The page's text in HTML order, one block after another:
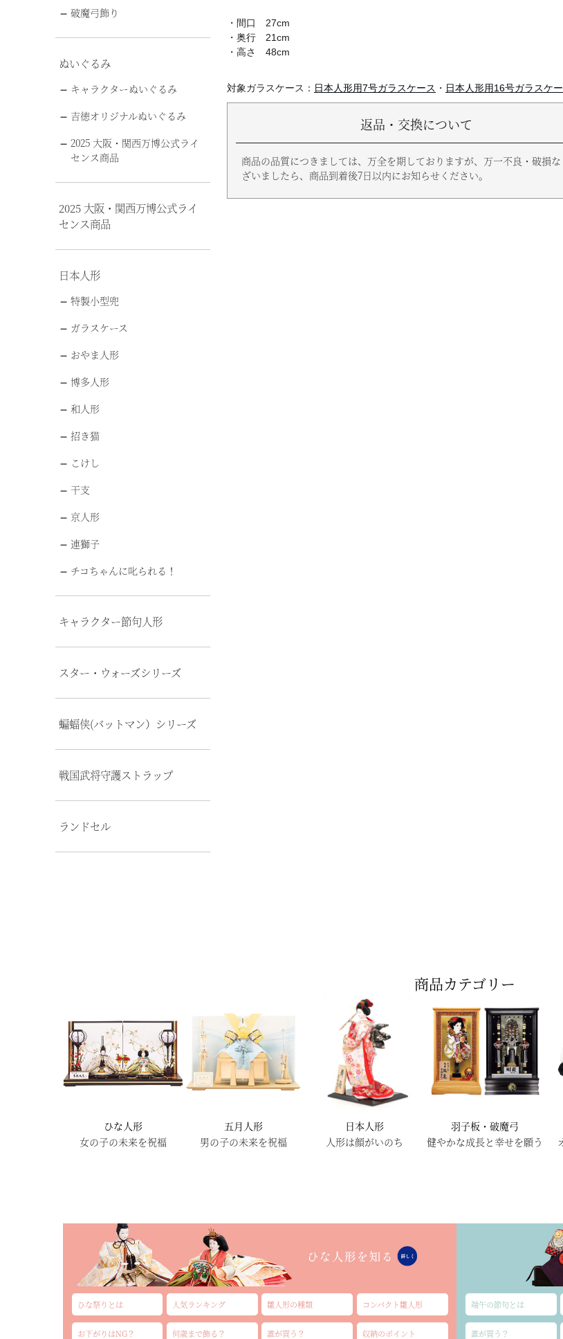
破魔弓飾り
ぬいぐるみ
キャラクターぬいぐるみ
吉徳オリジナルぬいぐるみ
2025 大阪・関西万博公式ライ
センス商品
2025 大阪・関西万博公式ライ
センス商品
日本人形
特製小型兜
ガラスケース
おやま人形
博多人形
和人形
招き猫
こけし
干支
京人形
連獅子
チコちゃんに叱られる！
キャラクター節句人形
スター・ウォーズシリーズ
蝙蝠侠(バットマン）シリーズ
戦国武将守護ストラップ
ランドセル
・間口 27cm
・奥行 21cm
・高さ 48cm
対象ガラスケース： 日本人形用7号ガラスケース ・ 日本人形用16号ガラスケ
返品・交換について
商品の品質につきましては、万全を期しておりますが、万一不良・破損
ざいましたら、商品到着後7日以内にお知らせください。
商品カテゴリー
ひな人形
女の子の未来を祝福
五月人形
男の子の未来を祝福
日本人形
人形は顔がいのち
羽子板・破魔弓
健やかな成長と幸せを願う
ひな祭りとは 人気ランキング 雛人形の種類 コンパクト雛人形
お下がりはNG？ 何歳まで飾る？ 誰が買う？ 収納のポイント
端午の節句とは
誰が買う？